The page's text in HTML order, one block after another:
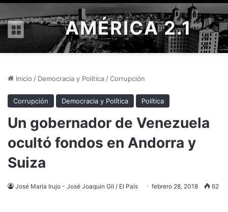
Menú AMÉRICA 2.1
Inicio / Democracia y Política /Corrupción
Corrupción Democracia y Política Política
Un gobernador de Venezuela
ocultó fondos en Andorra y
Suiza
José María Irujo - José Joaquín Gil / El País febrero 28, 2018 62